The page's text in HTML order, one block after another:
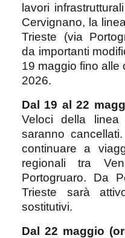
lavori
Cervignano, la
Trieste (via
da importanti
19 maggio fino alle
2026.
Dal 19 al 22
Veloci della
saranno
continuare a
regionali tra
Portogruaro. Da
Trieste sarà
sostitutivi.
Dal 22 maggio